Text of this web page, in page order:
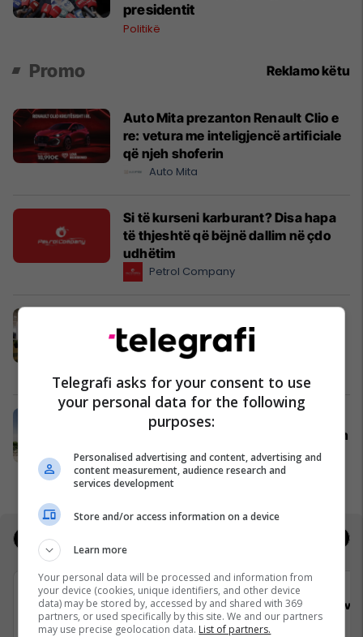
presidentit
Politikë
Promo Reklamo këtu
Auto Mita prezanton Renault Clio e
re: vetura me inteligjencë artificiale
që njeh shoferin
Auto Mita
Si të kurseni karburant? Disa hapa
të thjeshtë që bëjnë dallim në çdo
udhëtim
Petrol Company
forcojë pozicionin si qendër kyçe
teknologjike për RBI Group
Kur vjen pranvera, vjen edhe ideja
për të investuar ndryshe - Holiday In
2
Edil Project
Jobs
Viva Fresh Store
Telegrafi asks for your consent to use
your personal data for the following
purposes:
Personalised advertising and content, advertising and
content measurement, audience research and
services development
Store and/or access information on a device
Learn more
Your personal data will be processed and information from
your device (cookies, unique identifiers, and other device
data) may be stored by, accessed by and shared with 369
partners, or used specifically by this site. We and our partners
may use precise geolocation data. List of partners.